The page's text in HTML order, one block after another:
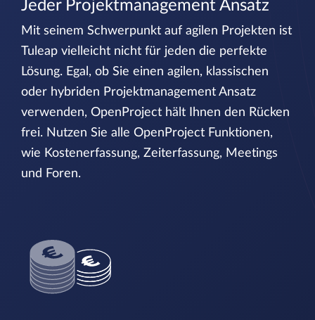
Jeder Projektmanagement Ansatz
Mit seinem Schwerpunkt auf agilen Projekten ist
Tuleap vielleicht nicht für jeden die perfekte
Lösung. Egal, ob Sie einen agilen, klassischen
oder hybriden Projektmanagement Ansatz
verwenden, OpenProject hält Ihnen den Rücken
frei. Nutzen Sie alle OpenProject Funktionen,
wie Kostenerfassung, Zeiterfassung, Meetings
und Foren.